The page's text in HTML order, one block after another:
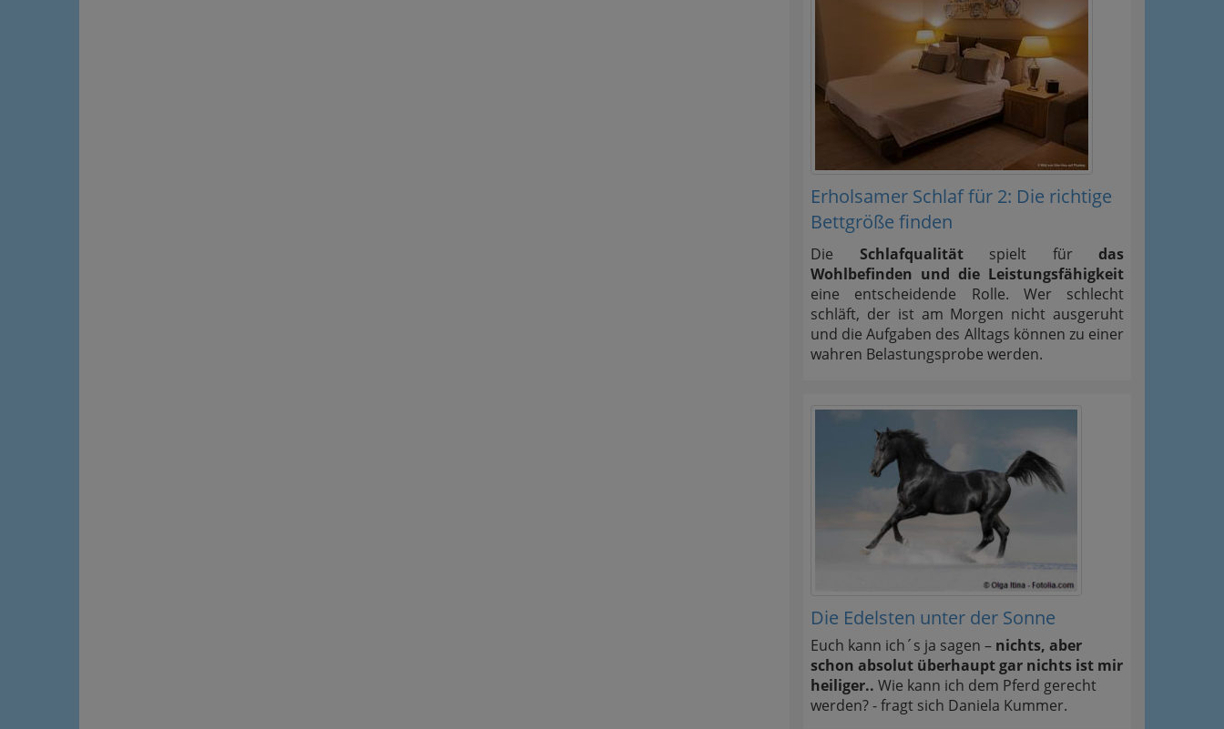
Erholsamer Schlaf für 2: Die richtige
Bettgröße finden
Die Schlafqualitätspielt für das
Wohlbefinden und die Leistungsfähigkeit
eine entscheidende Rolle. Wer schlecht
schläft, der ist am Morgen nicht ausgeruht
und die Aufgaben des Alltags können zu einer
wahren Belastungsprobe werden.
Die Edelsten unter der Sonne
Euch kann ich´s ja sagen – nichts, aber
schon absolut überhaupt gar nichts ist mir
heiliger.. Wie kann ich dem Pferd gerecht
werden? - fragt sich Daniela Kummer.